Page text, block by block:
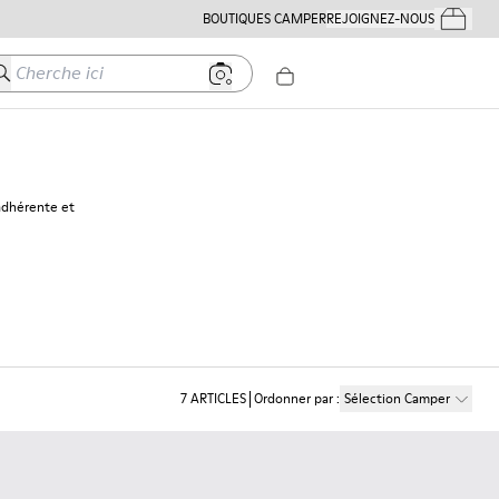
BOUTIQUES CAMPERREJOIGNEZ-NOUSMes
ici
et
7ARTICLES Ordonner par: Sélection Camper